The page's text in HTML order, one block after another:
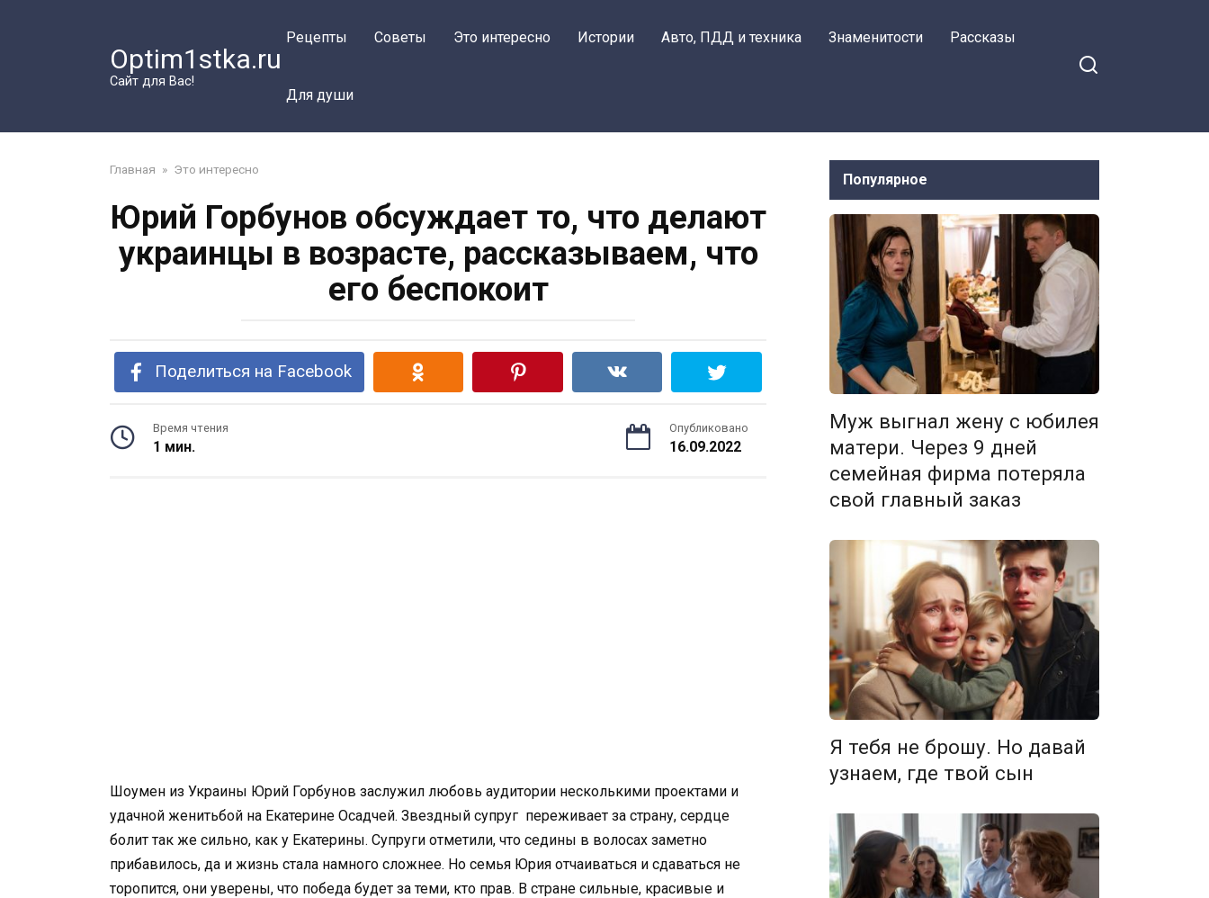
Optim1stka.ru
Сайт для Вас!
Рецепты Советы Это интересно Истории Авто, ПДД и техника Знаменитости Рассказы
Для души
Главная » Это интересно
Юрий Горбунов обсуждает то, что делают
украинцы в возрасте, рассказываем, что
его беспокоит
Поделиться на Facebook
Время чтения
1 мин.
Опубликовано
16.09.2022
Шоумен из Украины Юрий Горбунов заслужил любовь аудитории несколькими проектами и
удачной женитьбой на Екатерине Осадчей. Звездный супруг переживает за страну, сердце
болит так же сильно, как у Екатерины. Супруги отметили, что седины в волосах заметно
прибавилось, да и жизнь стала намного сложнее. Но семья Юрия отчаиваться и сдаваться не
торопится, они уверены, что победа будет за теми, кто прав. В стране сильные, красивые и
Популярное
Муж выгнал жену с юбилея
матери. Через 9 дней
семейная фирма потеряла
свой главный заказ
Я тебя не брошу. Но давай
узнаем, где твой сын